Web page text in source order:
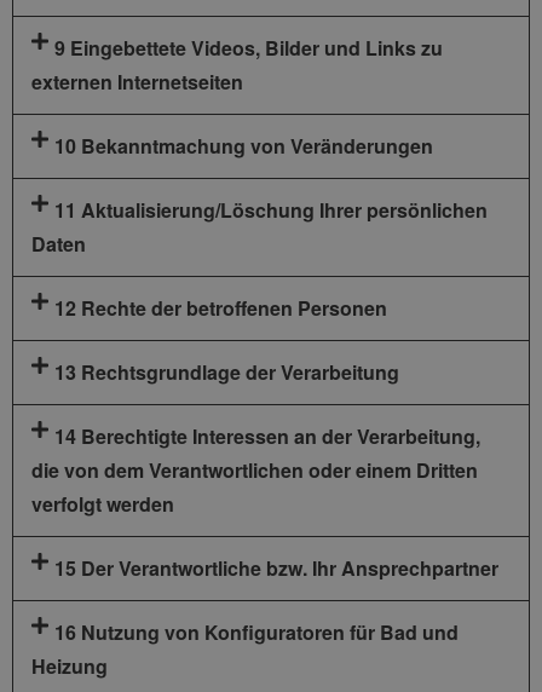
9 Eingebettete Videos, Bilder und Links zu
externen Internetseiten
10 Bekanntmachung von Veränderungen
11 Aktualisierung/Löschung Ihrer persönlichen
Daten
12 Rechte der betroffenen Personen
13 Rechtsgrundlage der Verarbeitung
14 Berechtigte Interessen an der Verarbeitung,
die von dem Verantwortlichen oder einem Dritten
verfolgt werden
15 Der Verantwortliche bzw. Ihr Ansprechpartner
16 Nutzung von Konfiguratoren für Bad und
Heizung